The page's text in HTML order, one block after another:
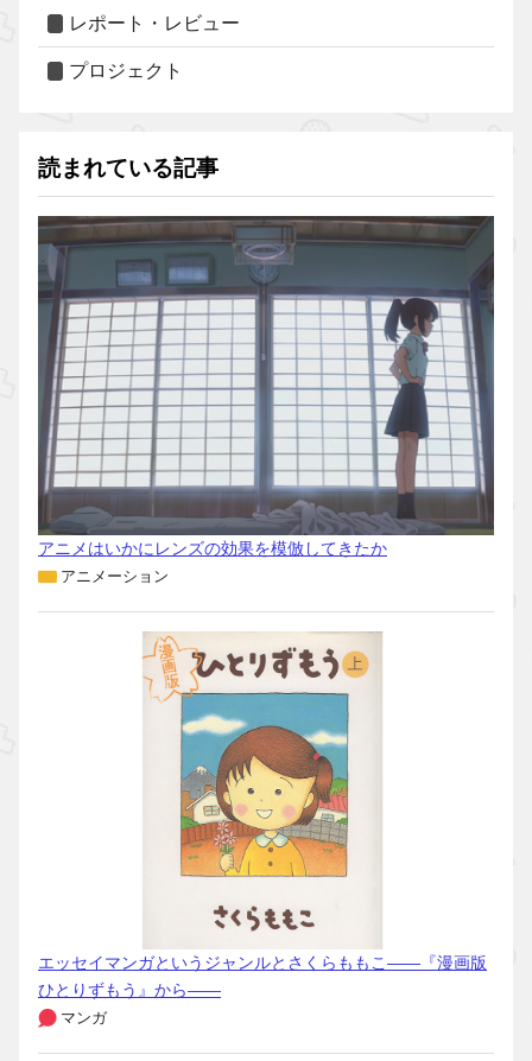
レポート・レビュー
プロジェクト
読まれている記事
アニメはいかにレンズの効果を模倣してきたか
アニメーション
エッセイマンガというジャンルとさくらももこ――『漫画版
ひとりずもう』から――
マンガ